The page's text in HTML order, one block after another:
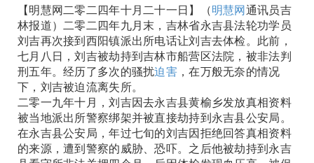
【明慧网二零二四年十月二十一日】（明慧网通讯员吉
林报道）二零二四年九月末，吉林省永吉县法轮功学员
刘吉再次接到西阳镇派出所电话让刘吉去体检。此前，
七月八日，刘吉被劫持到吉林市船营区法院，被非法判
刑五年。经历了多次的骚扰迫害 ，在万般无奈的情况
下，刘吉被迫流离失所。
二零一九年十月，刘吉因去永吉县黄榆乡发放真相资料
被当地派出所警察绑架并被直接劫持到永吉县公安局。
在永吉县公安局，年过七旬的刘吉因拒绝回答真相资料
的来源，遭到警察的威胁、恐吓。之后他被劫持到永吉